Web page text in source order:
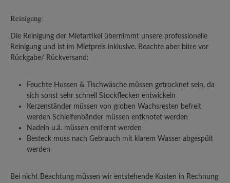
Reinigung:
Die Reinigung der Mietartikel übernimmt unsere professionelle
Reinigung und ist im Mietpreis inklusive. Beachte aber bitte vor
Rückgabe/ Rückversand:
Feuchte Hussen & Tischwäsche müssen getrocknet sein, da
sich sonst sehr schnell Stockflecken entwickeln
Kerzenständer müssen von groben Wachsresten befreit
werden Schleifenbänder müssen entknotet werden
Nadeln u.ä. müssen entfernt werden
Besteck muss nach Gebrauch mit klarem Wasser abgespült
werden
Bei nicht Beachtung müssen wir entstehende Kosten in Rechnung